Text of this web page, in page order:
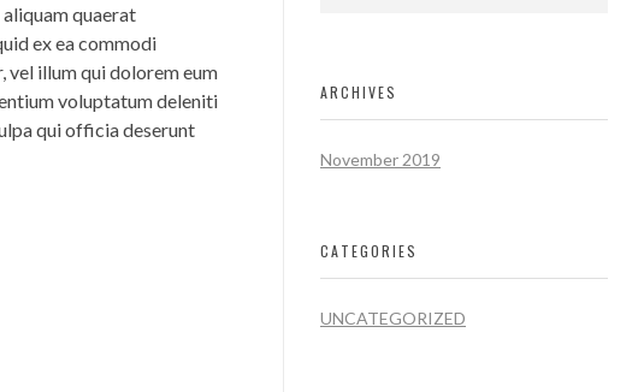
quaerat
ex ea commodi
vel illum qui dolorem eum
voluptatum deleniti
qui officia deserunt
ARCHIVES
November 2019
CATEGORIES
UNCATEGORIZED